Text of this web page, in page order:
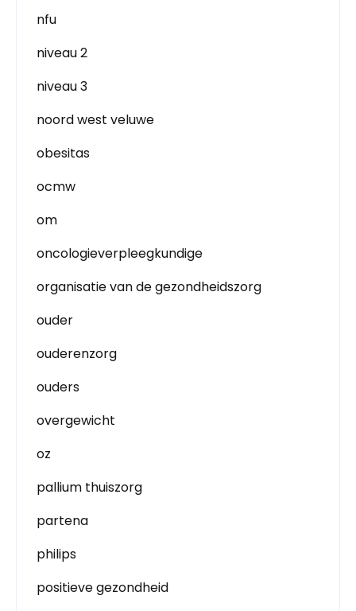
nfu
niveau 2
niveau 3
noord west veluwe
obesitas
ocmw
om
oncologieverpleegkundige
organisatie van de gezondheidszorg
ouder
ouderenzorg
ouders
overgewicht
oz
pallium thuiszorg
partena
philips
positieve gezondheid